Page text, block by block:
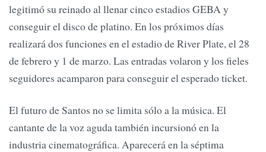
legitimó su reinado al llenar cinco estadios GEBA y
conseguir el disco de platino. En los próximos días
realizará dos funciones en el estadio de River Plate, el 28
de febrero y 1 de marzo. Las entradas volaron y los fieles
seguidores acamparon para conseguir el esperado ticket.
El futuro de Santos no se limita sólo a la música. El
cantante de la voz aguda también incursionó en la
industria cinematográfica. Aparecerá en la séptima